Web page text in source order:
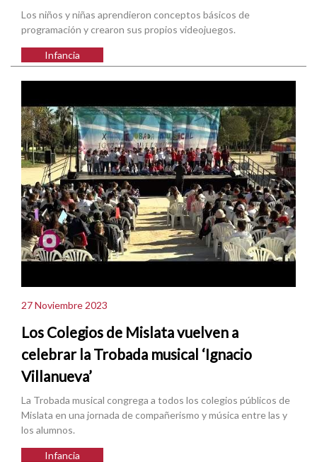
Los niños y niñas aprendieron conceptos básicos de
programación y crearon sus propios videojuegos.
Infancia
27 Noviembre 2023
Los Colegios de Mislata vuelven a
celebrar la Trobada musical ‘Ignacio
Villanueva’
La Trobada musical congrega a todos los colegios públicos de
Mislata en una jornada de compañerismo y música entre las y
los alumnos.
Infancia